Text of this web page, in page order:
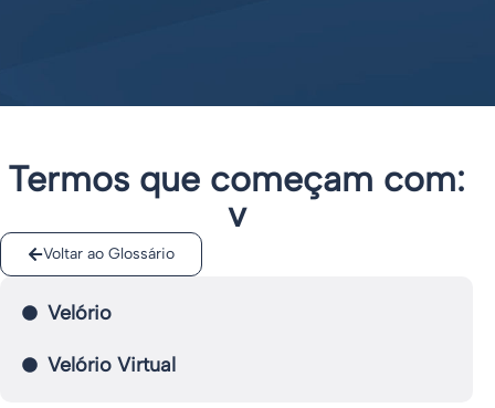
Termos que começam com:
v
Voltar ao Glossário
Velório
Velório Virtual